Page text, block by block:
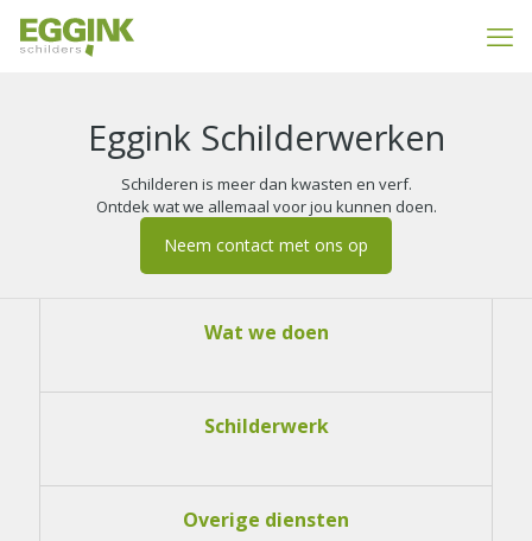
Eggink Schilderwerken
Schilderen is meer dan kwasten en verf.
Ontdek wat we allemaal voor jou kunnen doen.
Neem contact met ons op
Wat we doen
Schilderwerk
Overige diensten